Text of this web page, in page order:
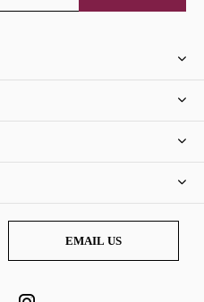
EMAIL US